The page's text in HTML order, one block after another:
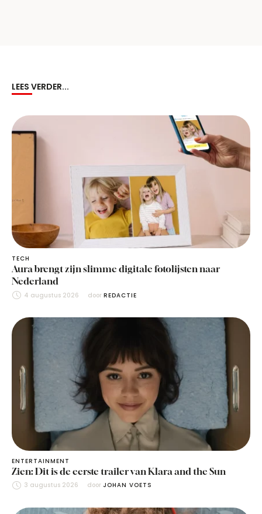
LEES VERDER...
TECH
Aura brengt zijn slimme digitale fotolijsten naar
Nederland
4 augustus 2026 door REDACTIE
ENTERTAINMENT
Zien: Dit is de eerste trailer van Klara and the Sun
3 augustus 2026 door JOHAN VOETS